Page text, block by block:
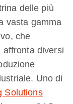
delle più
vasta gamma
che
diversi
Uno di
Solutions